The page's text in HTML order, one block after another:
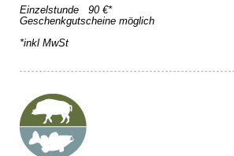
Einzelstunde 90 €*
Geschenkgutscheine möglich
*inkl MwSt